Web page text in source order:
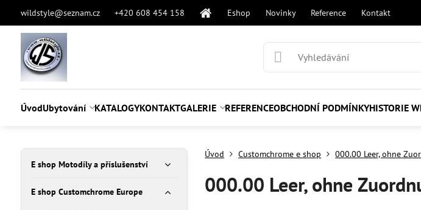
wildstyle@seznam.cz +420 608 454 158 Eshop Novinky Reference Kontakt
ÚvodUbytování KATALOGYKONTAKTGALERIE REFERENCEOBCHODNÍ PODMÍNKYHISTORIE
Úvod Customchrome e shop 000.00 Leer, ohne
000.00 Leer, ohne
E shop Motodíly a příslušenství
E shop Customchrome Europe